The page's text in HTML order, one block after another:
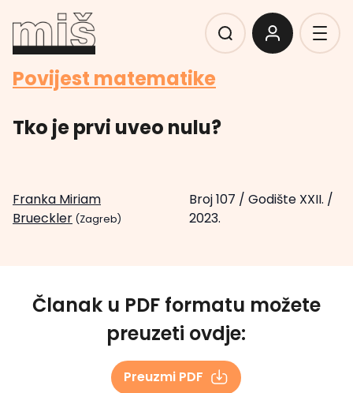
Povijest matematike
Tko je prvi uveo nulu?
Franka Miriam
Brueckler (Zagreb)
Broj 107 / Godište XXII. /
2023.
Članak u PDF formatu možete
preuzeti ovdje:
Preuzmi PDF